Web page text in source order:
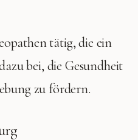
tätig, die ein
bei, die Gesundheit
zu fördern.